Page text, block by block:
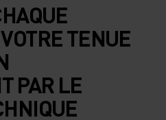
TENUE
PAR LE